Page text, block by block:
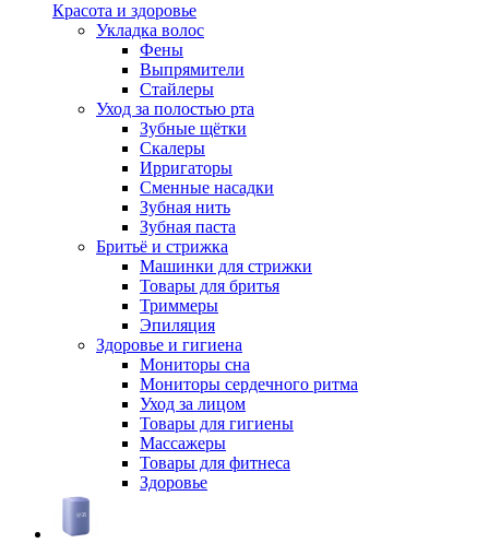
Красота и здоровье
Укладка волос
Фены
Выпрямители
Стайлеры
Уход за полостью рта
Зубные щётки
Скалеры
Ирригаторы
Сменные насадки
Зубная нить
Зубная паста
Бритьё и стрижка
Машинки для стрижки
Товары для бритья
Триммеры
Эпиляция
Здоровье и гигиена
Мониторы сна
Мониторы сердечного ритма
Уход за лицом
Товары для гигиены
Массажеры
Товары для фитнеса
Здоровье